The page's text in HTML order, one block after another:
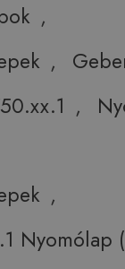
,
,
,
,
Nyomólap